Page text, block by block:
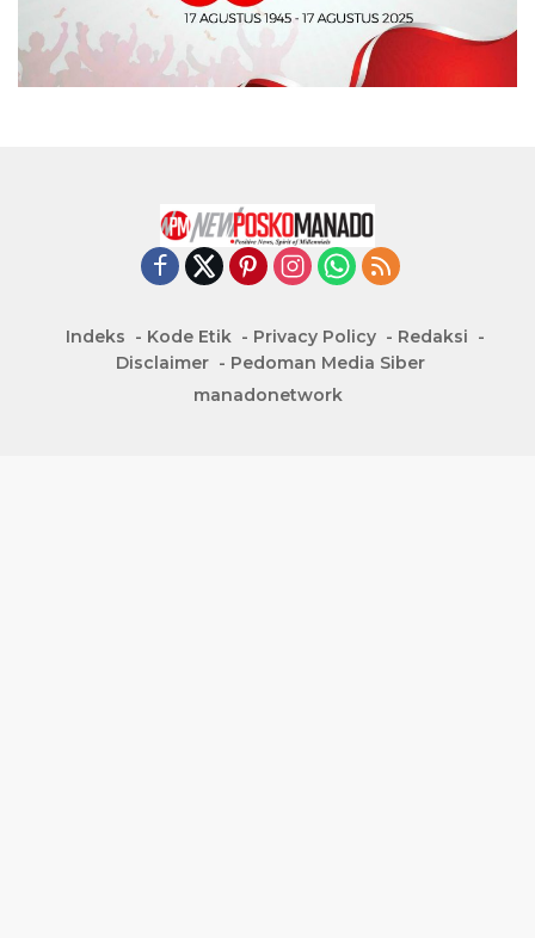
Indeks Kode Etik Privacy Policy
Redaksi
Disclaimer
Pedoman Media Siber
manadonetwork